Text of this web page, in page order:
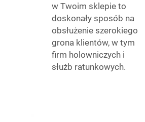
w Twoim sklepie to
doskonały sposób na
obsłużenie szerokiego
grona klientów, w tym
firm holowniczych i
służb ratunkowych.